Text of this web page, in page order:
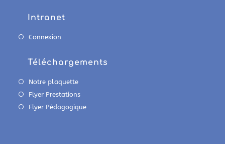
Intranet
Connexion
Téléchargements
Notre plaquette
Flyer Prestations
Flyer Pédagogique